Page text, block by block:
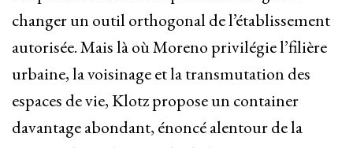
changer un outil orthogonal de l’établissement
autorisée. Mais là où Moreno privilégie l’filière
urbaine, la voisinage et la transmutation des
espaces de vie, Klotz propose un container
davantage abondant, énoncé alentour de la